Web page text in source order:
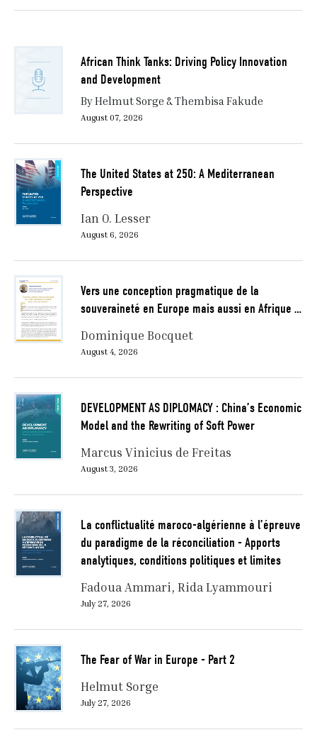
African Think Tanks: Driving Policy Innovation
and Development
By Helmut Sorge & Thembisa Fakude
August 07, 2026
The United States at 250: A Mediterranean
Perspective
Ian O. Lesser
August 6, 2026
Vers une conception pragmatique de la
souveraineté en Europe mais aussi en Afrique …
Dominique Bocquet
August 4, 2026
DEVELOPMENT AS DIPLOMACY : China’s Economic
Model and the Rewriting of Soft Power
Marcus Vinicius de Freitas
August 3, 2026
La conflictualité maroco-algérienne à l’épreuve
du paradigme de la réconciliation - Apports
analytiques, conditions politiques et limites
Fadoua Ammari Rida Lyammouri
July 27, 2026
The Fear of War in Europe - Part 2
Helmut Sorge
July 27, 2026